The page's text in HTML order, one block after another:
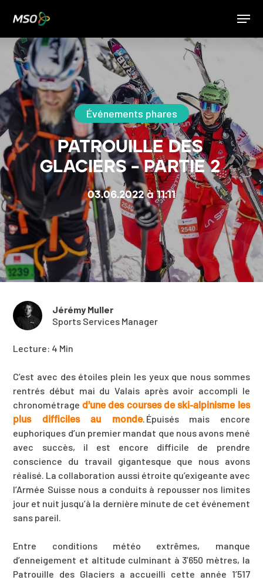
Hit enter to search or ESC to close
Événements phares
PATROUILLE DES
GLACIERS – PARTIE 2
03.06.2022 à 11:11
Jérémy Muller
Sports Services Manager
Lecture: 4 Min
C’est avec des étoiles plein les yeux que nous sommes
rentrés début mai du Valais après avoir accompli le
chronométrage d’une des courses de ski-alpinisme les
plus difficiles au monde. Épuisés mais encore
euphoriques d’un premier mandat que nous avons mené
avec succès, il est encore difficile de prendre
conscience du travail gigantesque que nous avons
réalisé. La collaboration aussi étroite qu’exigeante avec
l’Armée Suisse nous a conduits à repousser nos limites
jour et nuit jusqu’à la dernière minute de cet événement
sans pareil.
Entre conditions météo extrêmes, manque
d’enneigement et altitude culminant à 3’650 mètres, la
Patrouille des Glaciers a accueilli cette année 1’517